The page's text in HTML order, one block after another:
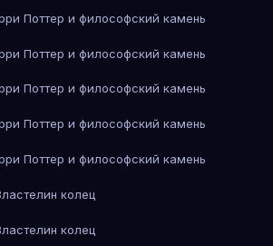
Поттер и философский камень
Поттер и философский камень
Поттер и философский камень
Поттер и философский камень
Поттер и философский камень
колец
колец